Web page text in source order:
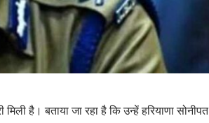
है। बताया जा रहा है कि उन्हें हरियाणा सोनीपत